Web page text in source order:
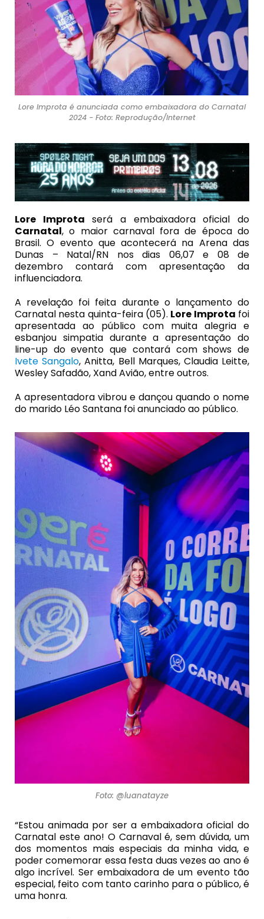
Lore Improta é anunciada como embaixadora do Carnatal
2024 - Foto: Reprodução/Internet
Lore Improta será a embaixadora oficial do
Carnatal, o maior carnaval fora de época do
Brasil. O evento que acontecerá na Arena das
Dunas – Natal/RN nos dias 06,07 e 08 de
dezembro contará com apresentação da
influenciadora.
A revelação foi feita durante o lançamento do
Carnatal nesta quinta-feira (05). Lore Improta foi
apresentada ao público com muita alegria e
esbanjou simpatia durante a apresentação do
line-up do evento que contará com shows de
Ivete Sangalo, Anitta, Bell Marques, Claudia Leitte,
Wesley Safadão, Xand Avião, entre outros.
A apresentadora vibrou e dançou quando o nome
do marido Léo Santana foi anunciado ao público.
Foto: @luanatayze
“Estou animada por ser a embaixadora oficial do
Carnatal este ano! O Carnaval é, sem dúvida, um
dos momentos mais especiais da minha vida, e
poder comemorar essa festa duas vezes ao ano é
algo incrível. Ser embaixadora de um evento tão
especial, feito com tanto carinho para o público, é
uma honra.